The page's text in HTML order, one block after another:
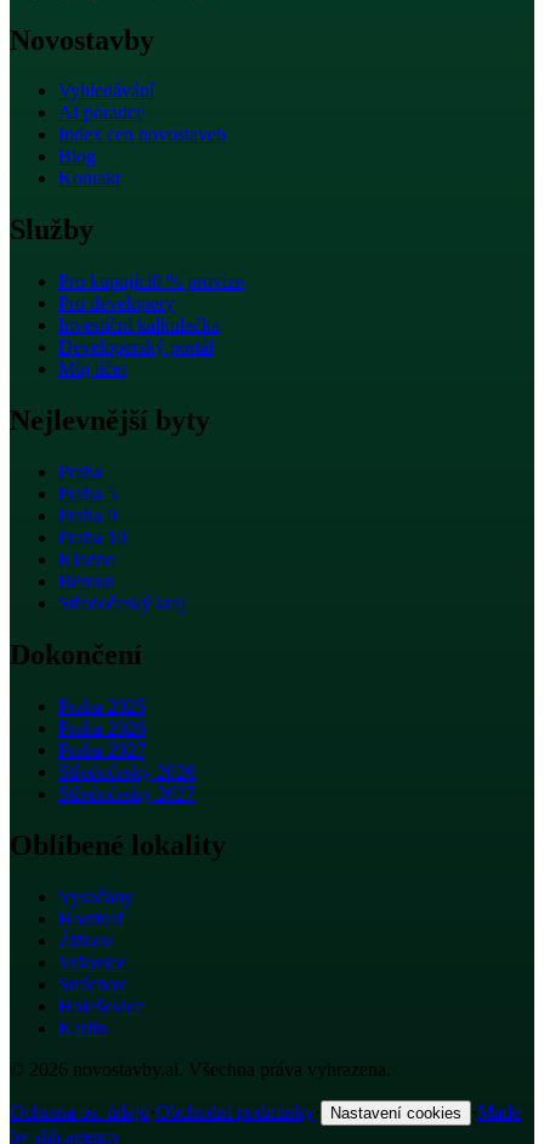
Novostavby
Vyhledávání
AI poradce
Index cen novostaveb
Blog
Kontakt
Služby
Pro kupující0 % provize
Pro developery
Investiční kalkulačka
Developerský portál
Můj účet
Nejlevnější byty
Praha
Praha 5
Praha 9
Praha 10
Kladno
Beroun
Středočeský kraj
Dokončení
Praha 2025
Praha 2026
Praha 2027
Středočeský 2026
Středočeský 2027
Oblíbené lokality
Vysočany
Hostivař
Žižkov
Vršovice
Smíchov
Holešovice
Karlín
© 2026 novostavby.ai. Všechna práva vyhrazena.
Ochrana os. údajů·Obchodní podmínky· Nastavení cookies ·Made
by shh.agency